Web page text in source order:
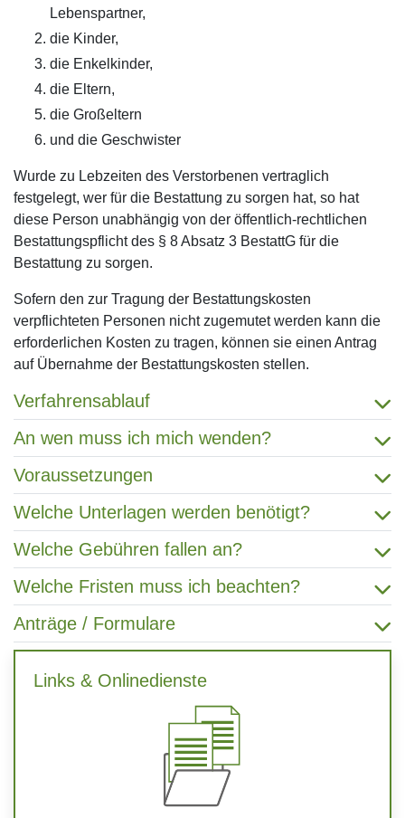
Lebenspartner,
die Kinder,
die Enkelkinder,
die Eltern,
die Großeltern
und die Geschwister
Wurde zu Lebzeiten des Verstorbenen vertraglich
festgelegt, wer für die Bestattung zu sorgen hat, so hat
diese Person unabhängig von der öffentlich-rechtlichen
Bestattungspflicht des § 8 Absatz 3 BestattG für die
Bestattung zu sorgen.
Sofern den zur Tragung der Bestattungskosten
verpflichteten Personen nicht zugemutet werden kann die
erforderlichen Kosten zu tragen, können sie einen Antrag
auf Übernahme der Bestattungskosten stellen.
Verfahrensablauf
An wen muss ich mich wenden?
Voraussetzungen
Welche Unterlagen werden benötigt?
Welche Gebühren fallen an?
Welche Fristen muss ich beachten?
Anträge / Formulare
Links & Onlinedienste